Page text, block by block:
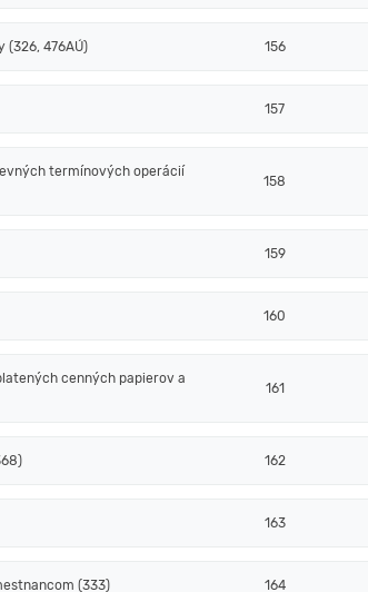
(326, 476AÚ) 156
157
termínových operácií
158
159
160
cenných papierov a
161
162
163
(333) 164